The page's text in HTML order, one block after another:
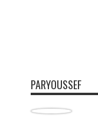
PARYOUSSEF